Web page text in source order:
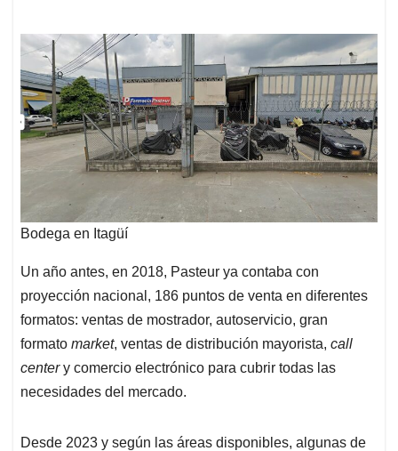
Bodega en Itagüí
Un año antes, en 2018, Pasteur ya contaba con
proyección nacional, 186 puntos de venta en diferentes
formatos: ventas de mostrador, autoservicio, gran
formato market, ventas de distribución mayorista, call
centery comercio electrónico para cubrir todas las
necesidades del mercado.
Desde 2023 y según las áreas disponibles, algunas de